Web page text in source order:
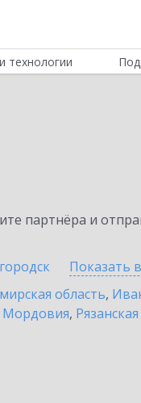
технологии
партнёра и
Показать
область,
Мордовия,